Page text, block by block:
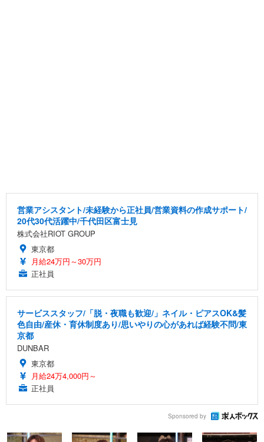
営業アシスタント/未経験から正社員/営業資料の作成サポート/
20代30代活躍中/千代田区富士見
株式会社RIOT GROUP
東京都
月給24万円～30万円
正社員
サービススタッフ/「脱・夜職も歓迎/」ネイル・ピアスOK&髪
色自由/産休・育休制度あり/思いやりの心があれば経験不問/東
京都
DUNBAR
東京都
月給24万4,000円～
正社員
Sponsored by